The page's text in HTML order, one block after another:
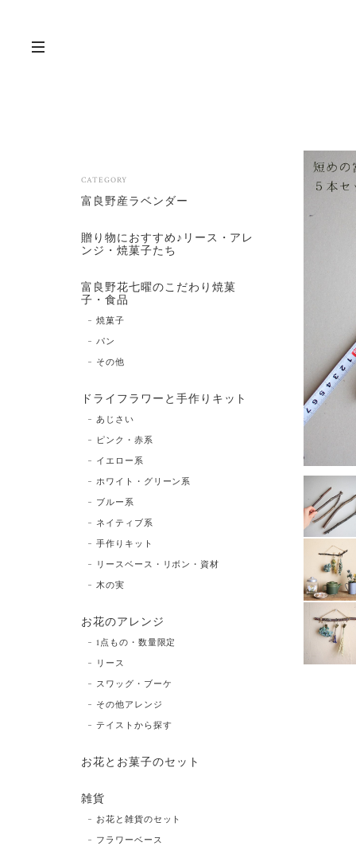
CATEGORY
富良野産ラベンダー
贈り物におすすめ♪リース・アレ
ンジ・焼菓子たち
富良野花七曜のこだわり焼菓
子・食品
焼菓子
パン
その他
ドライフラワーと手作りキット
あじさい
ピンク・赤系
イエロー系
ホワイト・グリーン系
ブルー系
ネイティブ系
手作りキット
リースベース・リボン・資材
木の実
お花のアレンジ
1点もの・数量限定
リース
スワッグ・ブーケ
その他アレンジ
テイストから探す
お花とお菓子のセット
雑貨
お花と雑貨のセット
フラワーベース